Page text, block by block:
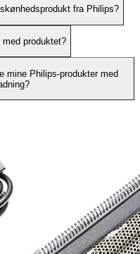
fra Philips?
produktet?
mine Philips-produkter med